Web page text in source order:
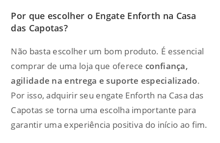
Por que escolher o Engate Enforth na Casa
das Capotas?
Não basta escolher um bom produto. É essencial
comprar de uma loja que oferece confiança,
agilidade na entrega e suporte especializado.
Por isso, adquirir seu engate Enforth na Casa das
Capotas se torna uma escolha importante para
garantir uma experiência positiva do início ao fim.